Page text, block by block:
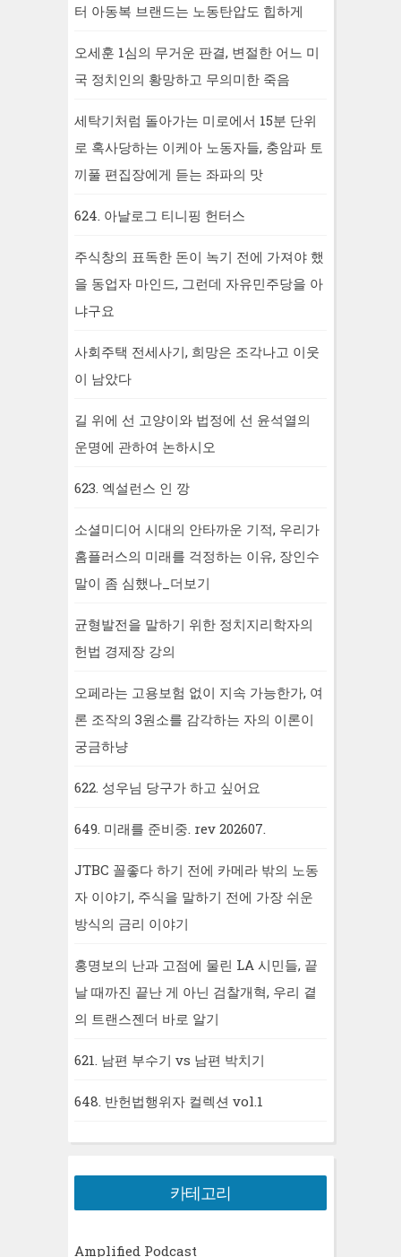
터 아동복 브랜드는 노동탄압도 힙하게
오세훈 1심의 무거운 판결, 변절한 어느 미
국 정치인의 황망하고 무의미한 죽음
세탁기처럼 돌아가는 미로에서 15분 단위
로 혹사당하는 이케아 노동자들, 충암파 토
끼풀 편집장에게 듣는 좌파의 맛
624. 아날로그 티니핑 헌터스
주식창의 표독한 돈이 녹기 전에 가져야 했
을 동업자 마인드, 그런데 자유민주당을 아
냐구요
사회주택 전세사기, 희망은 조각나고 이웃
이 남았다
길 위에 선 고양이와 법정에 선 윤석열의
운명에 관하여 논하시오
623. 엑설런스 인 깡
소셜미디어 시대의 안타까운 기적, 우리가
홈플러스의 미래를 걱정하는 이유, 장인수
말이 좀 심했나_더보기
균형발전을 말하기 위한 정치지리학자의
헌법 경제장 강의
오페라는 고용보험 없이 지속 가능한가, 여
론 조작의 3원소를 감각하는 자의 이론이
궁금하냥
622. 성우님 당구가 하고 싶어요
649. 미래를 준비중. rev 202607.
JTBC 꼴좋다 하기 전에 카메라 밖의 노동
자 이야기, 주식을 말하기 전에 가장 쉬운
방식의 금리 이야기
홍명보의 난과 고점에 물린 LA 시민들, 끝
날 때까진 끝난 게 아닌 검찰개혁, 우리 곁
의 트랜스젠더 바로 알기
621. 남편 부수기 vs 남편 박치기
648. 반헌법행위자 컬렉션 vol.1
카테고리
Amplified Podcast